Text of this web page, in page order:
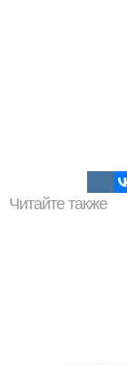
Читайте также